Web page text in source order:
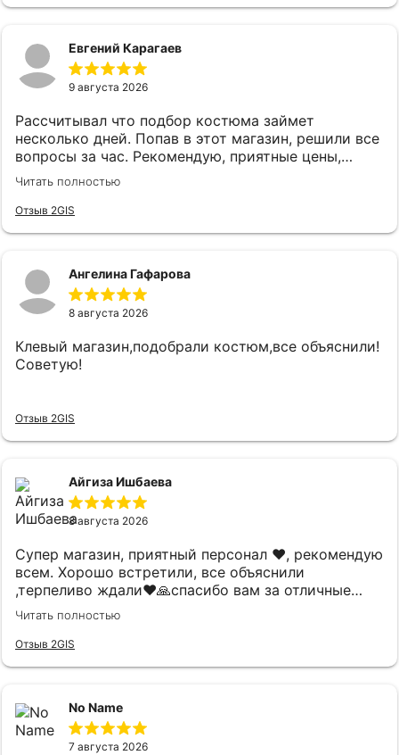
Евгений Карагаев
9 августа 2026
Рассчитывал что подбор костюма займет
несколько дней. Попав в этот магазин, решили все
вопросы за час. Рекомендую, приятные цены,
отличные и компетентные сотрудники. В Уфе
только сюда .
Читать полностью
Отзыв 2GIS
Ангелина Гафарова
8 августа 2026
Клевый магазин,подобрали костюм,все объяснили!
Советую!
Отзыв 2GIS
Айгиза Ишбаева
8 августа 2026
Супер магазин, приятный персонал ❤️, рекомендую
всем. Хорошо встретили, все объяснили
,терпеливо ждали❤️🙏спасибо вам за отличные
костюмы,прекрасное настроение после посещения
❤️советую всем!
Читать полностью
Отзыв 2GIS
No Name
7 августа 2026